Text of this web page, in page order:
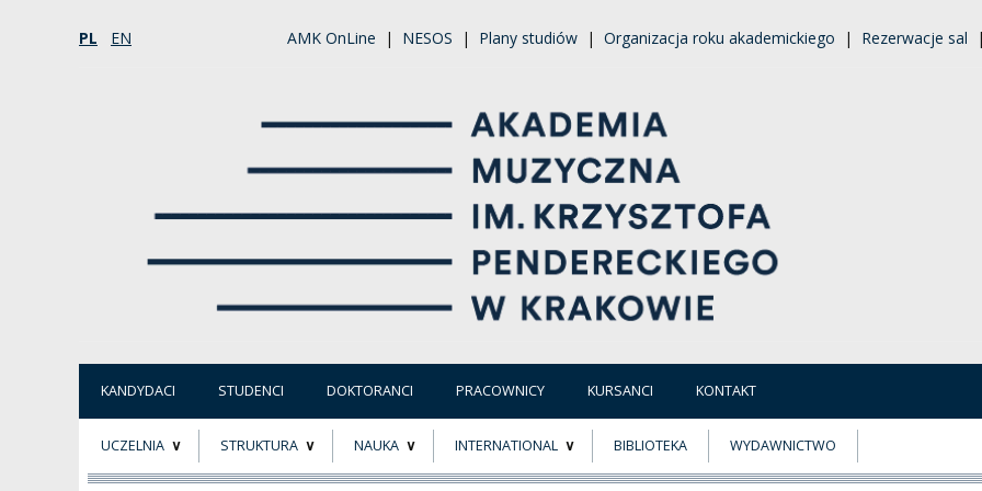
PL EN AMK OnLine | NESOS | Plany studiów | Organizacja roku akademickiego | Rezerwacje sal
KANDYDACI STUDENCI DOKTORANCI PRACOWNICY KURSANCI KONTAKT
UCZELNIA STRUKTURA NAUKA INTERNATIONAL BIBLIOTEKA WYDAWNICTWO